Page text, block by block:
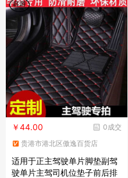
0成交
￥44.00
贵港市港北区傲逸百货店
适用于正主驾驶单片脚垫副驾
驶单片主驾司机位垫子前后排